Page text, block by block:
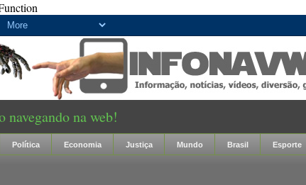
navegando na web!
Política Economia Justiça Mundo Brasil Esporte